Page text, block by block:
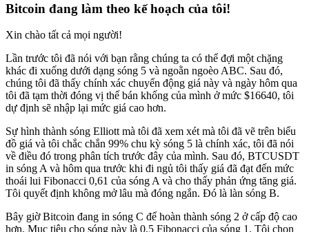
Bitcoin đang làm theo kế hoạch của tôi!
Xin chào tất cả mọi người!
Lần trước tôi đã nói với bạn rằng chúng ta có thể đợi một chặng
khác đi xuống dưới dạng sóng 5 và ngoằn ngoèo ABC. Sau đó,
chúng tôi đã thấy chính xác chuyển động giá này và ngày hôm qua
tôi đã tạm thời đóng vị thế bán khống của mình ở mức $16640, tôi
dự định sẽ nhập lại mức giá cao hơn.
Sự hình thành sóng Elliott mà tôi đã xem xét mà tôi đã vẽ trên biểu
đồ giá và tôi chắc chắn 99% chu kỳ sóng 5 là chính xác, tôi đã nói
về điều đó trong phân tích trước đây của mình. Sau đó, BTCUSDT
in sóng A và hôm qua trước khi đi ngủ tôi thấy giá đã đạt đến mức
thoái lui Fibonacci 0,61 của sóng A và cho thấy phản ứng tăng giá.
Tôi quyết định không mở lâu mà đóng ngắn. Đó là làn sóng B.
Bây giờ Bitcoin đang in sóng C để hoàn thành sóng 2 ở cấp độ cao
hơn. Mục tiêu cho sóng này là 0,5 Fibonacci của sóng 1. Tôi chọn